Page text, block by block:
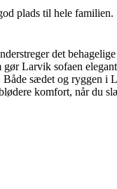
plads til hele
det
Larvik sofaen
sædet og ryggen
komfort, når du